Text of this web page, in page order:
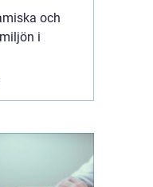
och
i
är
lösningar